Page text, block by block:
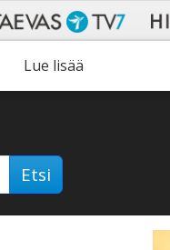
Lue lisää
Etsi